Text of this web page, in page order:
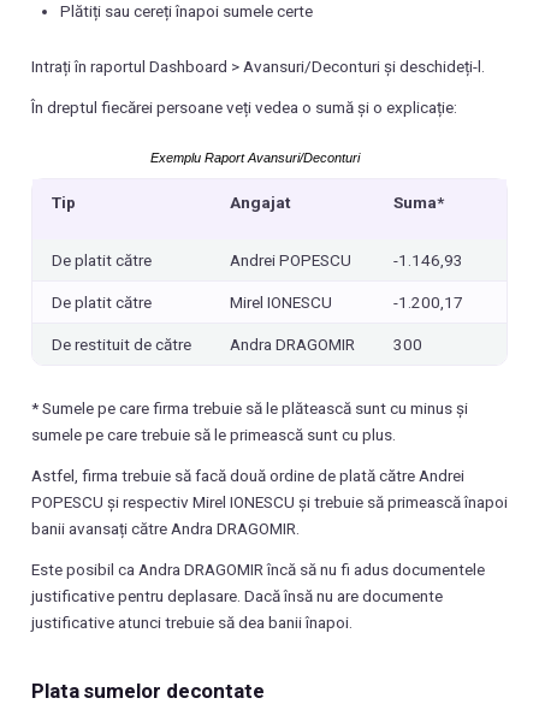
Plătiți sau cereți înapoi sumele certe
Intrați în raportul Dashboard > Avansuri/Deconturi și deschideți-l.
În dreptul fiecărei persoane veți vedea o sumă și o explicație:
Exemplu Raport Avansuri/Deconturi
Tip Angajat Suma*
De platit către Andrei POPESCU -1.146,93
De platit către Mirel IONESCU -1.200,17
De restituit de către Andra DRAGOMIR 300
* Sumele pe care firma trebuie să le plătească sunt cu minus și
sumele pe care trebuie să le primească sunt cu plus.
Astfel, firma trebuie să facă două ordine de plată către Andrei
POPESCU și respectiv Mirel IONESCU și trebuie să primească înapoi
banii avansați către Andra DRAGOMIR.
Este posibil ca Andra DRAGOMIR încă să nu fi adus documentele
justificative pentru deplasare. Dacă însă nu are documente
justificative atunci trebuie să dea banii înapoi.
Plata sumelor decontate